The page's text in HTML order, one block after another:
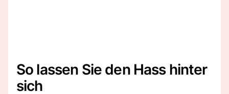
So lassen Sie den Hass hinter
sich